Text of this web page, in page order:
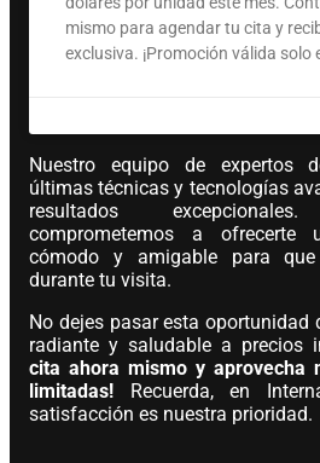
mismo para agendar tu cita y
exclusiva. ¡Promoción válida solo
Nuestro equipo de expertos
últimas técnicas y tecnologías
resultados
comprometemos a ofrecerte
cómodo y amigable para
durante tu visita.
No dejes pasar esta oportunidad
radiante y saludable a precios
cita ahora mismo y aprovecha
limitadas! Recuerda, en
satisfacción es nuestra prioridad.